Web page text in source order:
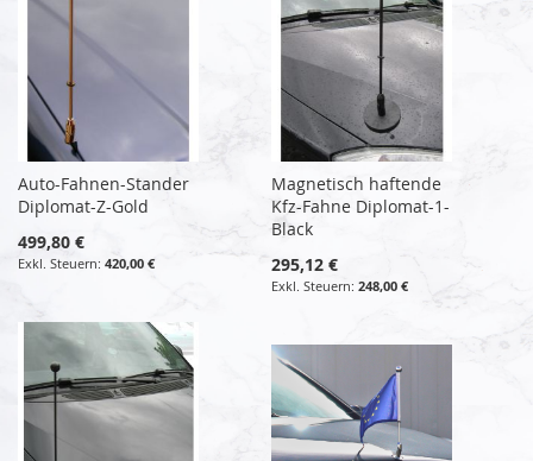
Auto-Fahnen-Stander
Diplomat-Z-Gold
499,80 €
420,00 €
Magnetisch haftende
Kfz-Fahne Diplomat-1-
Black
295,12 €
248,00 €